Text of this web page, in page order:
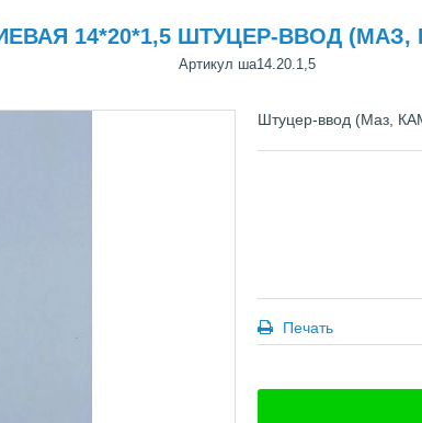
14*20*1,5 ШТУЦЕР-ВВОД
Артикул ша14.20.1,5
Штуцер-ввод (Маз,
Печать